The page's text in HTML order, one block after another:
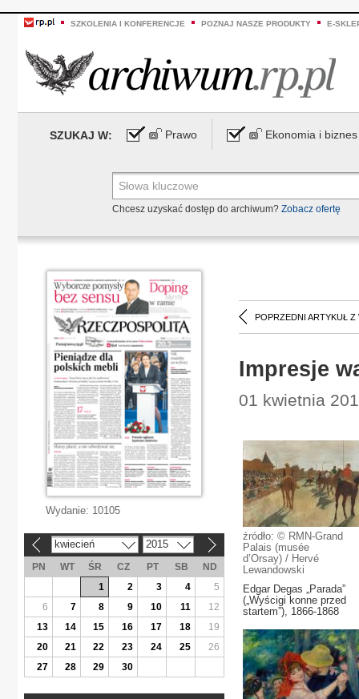
SZKOLENIA I KONFERENCJE POZNAJ NASZE PRODUKTY E-
SZUKAJ W: Prawo Ekonomia i biznes
Chcesz uzyskać dostęp do archiwum? Zobacz ofertę
POPRZEDNI ARTYKUŁ Z
Impresje
01 kwietnia
źródło: © RMN-Grand
Palais (musée
d’Orsay) / Hervé
Lewandowski
Edgar Degas „Parada”
(„Wyścigi konne przed
startem”), 1866-1868
Wydanie: 10105
kwiecień 2015
PN WT ŚR CZ PT SB
ND
1
2 3 4
5
6
7 8 9 10 11
12
13
14 15 16 17 18
19
20
21 22 23 24 25
26
27
28 29 30